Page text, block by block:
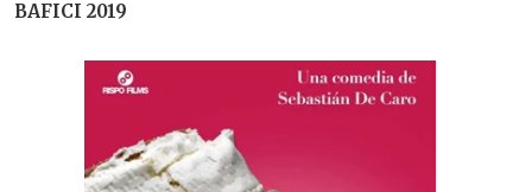
BAFICI 2019